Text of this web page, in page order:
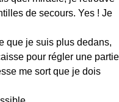
de secours. Yes ! Je
que je suis plus dedans,
pour régler une partie
me sort que je dois